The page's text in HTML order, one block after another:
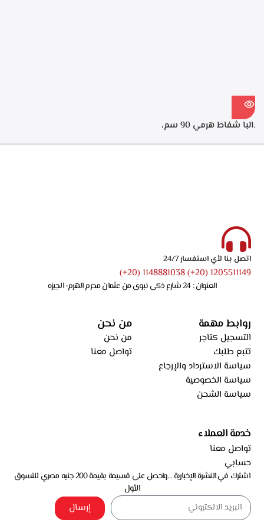
.البا شفاط هرمي 90 سم،
اتصل بنا لأي استفسار 24/7
1205511149 (20+) 1148881038 (20+)
العنوان : 24 شارع ذكى نبوى من عثمان محرم الهرم- الجيزه
روابط مهمة
التسجيل كتاجر
تتبع طلبك
سياسة الاسترداد والإرجاع
سياسة الخصوصية
سياسة الشحن
من نحن
من نحن
تواصل معنا
خدمة العملاء
تواصل معنا
حسابي
اشترك في النشرة الإخبارية …واحصل على قسيمة بقيمة 200 جنيه مصري للتسوق
الأول
إرسال